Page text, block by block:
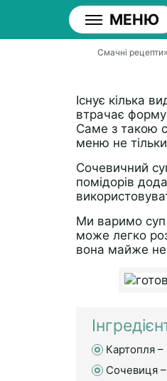
МЕНЮ
Смачні рецепти»
Існує кілька
втрачає
Саме з такою
меню не тільки
Сочевичний
помідорів
Ми варимо суп
може легко
вона майже не
Картопля –
Сочевиця